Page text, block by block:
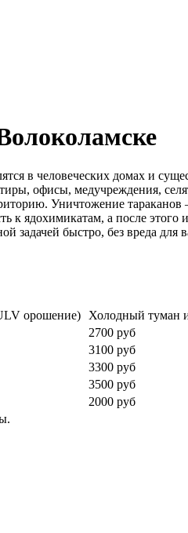
в человеческих домах и
офисы, медучреждения,
Уничтожение
к ядохимикатам, а после
задачей быстро, без вреда
орошение) Холодный туман
2700 руб
3100 руб
3300 руб
3500 руб
2000 руб